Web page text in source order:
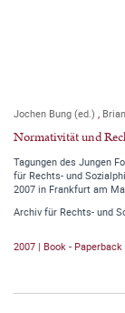
Jochen Bung (ed.)
Normativität und
Tagungen des Jungen
für Rechts- und
2007 in Frankfurt am
Archiv für Rechts- und
2007 | Book - Paperback